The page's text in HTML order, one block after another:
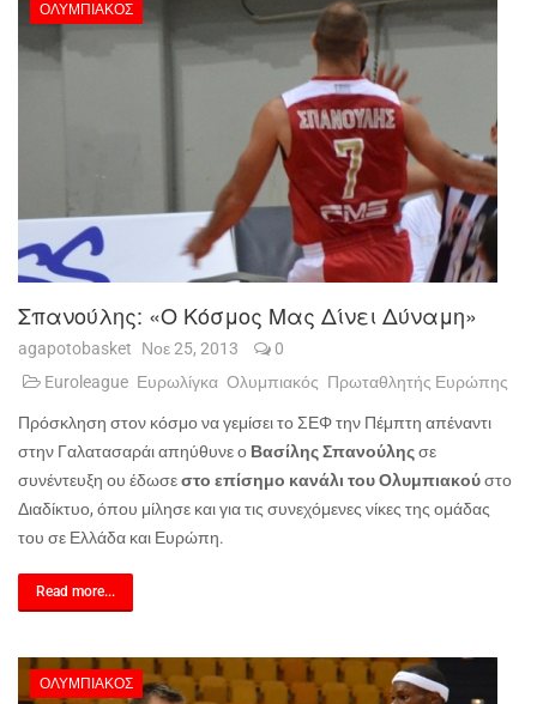
ΟΛΥΜΠΙΑΚΌΣ
Σπανούλης: «Ο Κόσμος Μας Δίνει Δύναμη»
agapotobasket Νοε 25, 2013
0
Euroleague Ευρωλίγκα Ολυμπιακός Πρωταθλητής Ευρώπης
Πρόσκληση στον κόσμο να γεμίσει το ΣΕΦ την Πέμπτη απέναντι
στην Γαλατασαράι απηύθυνε ο Βασίλης Σπανούληςσε
συνέντευξη ου έδωσεστο επίσημο κανάλι του Ολυμπιακούστο
Διαδίκτυο, όπου μίλησε και για τις συνεχόμενες νίκες της ομάδας
του σε Ελλάδα και Ευρώπη.
Read more...
ΟΛΥΜΠΙΑΚΌΣ